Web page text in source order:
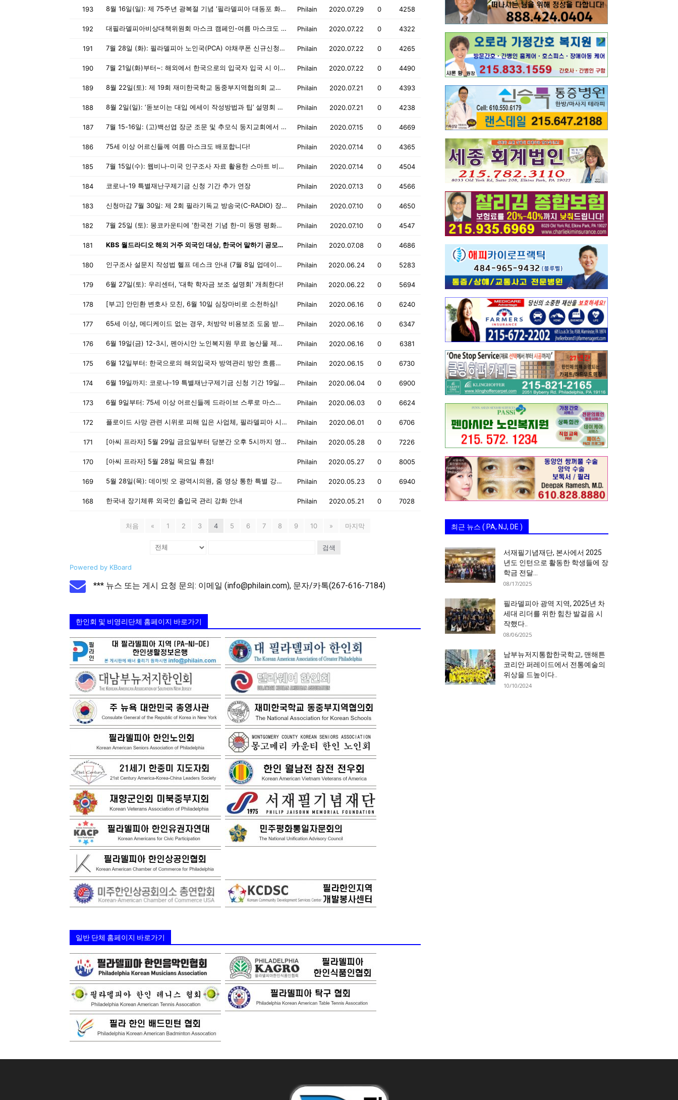
행
(PA/NJ/DE)
193 8월 16일(일): 제 75주년 광복절 기념 '필라델피아 대동포 화합 축제' Philain 2020.07.29 0 4258
192 대필라델피아비상대책위원회 마스크 캠페인-여름 마스크도 배포중! Philain 2020.07.22 0 4322
191 7월 28일 (화): 필라델피아 노인국(PCA) 야채쿠폰 신규신청자 신청서 픽업 서비스 Philain 2020.07.22 0 4265
190 7월 21일(화)부터~: 해외에서 한국으로의 입국자 입국 시 이동관련 주의사항 Philain 2020.07.22 0 4490
189 8월 22일(토): 제 19회 재미한국학교 동중부지역협의회 교사연수회 개최 Philain 2020.07.21 0 4393
188 8월 2일(일): ‘돋보이는 대입 에세이 작성방법과 팁’ 설명회 개최! Philain 2020.07.21 0 4238
187 7월 15-16일: (고)백선엽 장군 조문 및 추모식 둥지교회에서 개최! Philain 2020.07.15 0 4669
186 75세 이상 어르신들께 여름 마스크도 배포합니다! Philain 2020.07.14 0 4365
185 7월 15일(수): 웹비나-미국 인구조사 자료 활용한 스마트 비즈니즈 강연! Philain 2020.07.14 0 4504
184 코로나-19 특별재난구제기금 신청 기간 추가 연장 Philain 2020.07.13 0 4566
183 신청마감 7월 30일: 제 2회 필라기독교 방송국(C-RADIO) 장학생 모집 Philain 2020.07.10 0 4650
182 7월 25일 (토): 몽코카운티에 '한국전 기념 한-미 동맹 평화공원' 준공식 거행! Philain 2020.07.10 0 4547
181 KBS 월드라디오 해외 거주 외국인 대상, 한국어 말하기 공모전 개최! Philain 2020.07.08 0 4686
180 인구조사 설문지 작성법 헬프 데스크 안내 (7월 8일 업데이트 됨) Philain 2020.06.24 0 5283
179 6월 27일(토): 우리센터, '대학 학자금 보조 설명회' 개최한다! Philain 2020.06.22 0 5694
178 [부고] 안민환 변호사 모친, 6월 10일 심장마비로 소천하심! Philain 2020.06.16 0 6240
177 65세 이상, 메디케이드 없는 경우, 처방약 비용보조 도움 받으세요! Philain 2020.06.16 0 6347
176 6월 19일(금) 12-3시, 펜아시안 노인복지원 무료 농산물 제공 행사 Philain 2020.06.16 0 6381
175 6월 12일부터: 한국으로의 해외입국자 방역관리 방안 흐름도 안내 Philain 2020.06.15 0 6730
174 6월 19일까지: 코로나-19 특별재난구제기금 신청 기간 19일까지 연장 Philain 2020.06.04 0 6900
173 6월 9일부터: 75세 이상 어르신들께 드라이브 스루로 마스크를 베포합니다! Philain 2020.06.03 0 6624
172 플로이드 사망 관련 시위로 피해 입은 사업체, 필라델피아 시에 지원 요청하세요! Philain 2020.06.01 0 6706
171 [아씨 프라자] 5월 29일 금요일부터 당분간 오후 5시까지 영업! Philain 2020.05.28 0 7226
170 [아씨 프라자] 5월 28일 목요일 휴점! Philain 2020.05.27 0 8005
169 5월 28일(목): 데이빗 오 광역시의원, 줌 영상 통한 특별 강좌 개최! Philain 2020.05.23 0 6940
168 한국내 장기체류 외국인 출입국 관리 강화 안내 Philain 2020.05.21 0 7028
처음 « 1 2 3 4 5 6 7 8 9 10 » 마지막
검색
Powered by KBoard
*** 뉴스 또는 게시 요청 문의: 이메일 (info@philain.com), 문자/카톡(267-616-7184)
한인회 및 비영리단체 홈페이지 바로가기
일반 단체 홈페이지 바로가기
최근 뉴스 ( PA, NJ, DE )
서재필기념재단, 본사에서 2025
년도 인턴으로 활동한 학생들에 장
학금 전달…
08/17/2025
필라델피아 광역 지역, 2025년 차
세대 리더를 위한 힘찬 발걸음 시
작했다..
08/06/2025
남부뉴저지통합한국학교, 맨해튼
코리안 퍼레이드에서 전통예술의
위상을 드높이다..
10/10/2024